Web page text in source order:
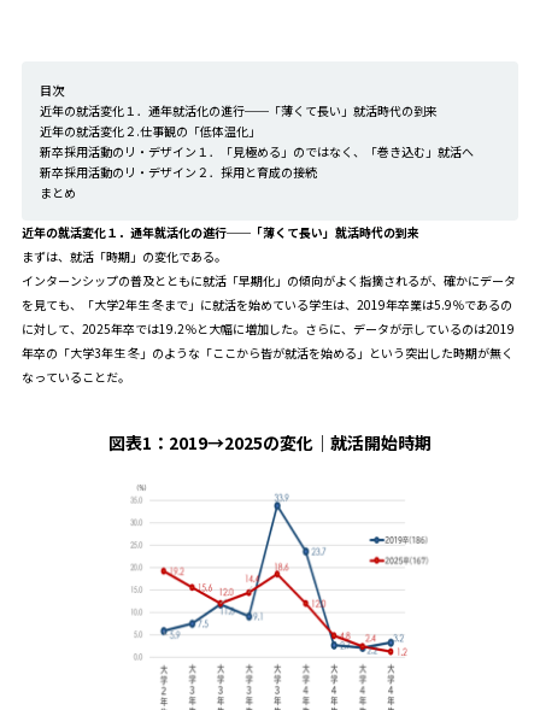
目次
近年の就活変化１．通年就活化の進行──「薄くて長い」就活時代の到来
近年の就活変化２.仕事観の「低体温化」
新卒採用活動のリ・デザイン１．「見極める」のではなく、「巻き込む」就活へ
新卒採用活動のリ・デザイン２．採用と育成の接続
まとめ
近年の就活変化１．通年就活化の進行──「薄くて長い」就活時代の到来
まずは、就活「時期」の変化である。
インターンシップの普及とともに就活「早期化」の傾向がよく指摘されるが、確かにデータ
を見ても、「大学2年生 冬まで」に就活を始めている学生は、2019年卒業は5.9％であるの
に対して、2025年卒では19.2％と大幅に増加した。さらに、データが示しているのは2019
年卒の「大学3年生 冬」のような「ここから皆が就活を始める」という突出した時期が無く
なっていることだ。
図表1： 2019→2025の変化｜就活開始時期